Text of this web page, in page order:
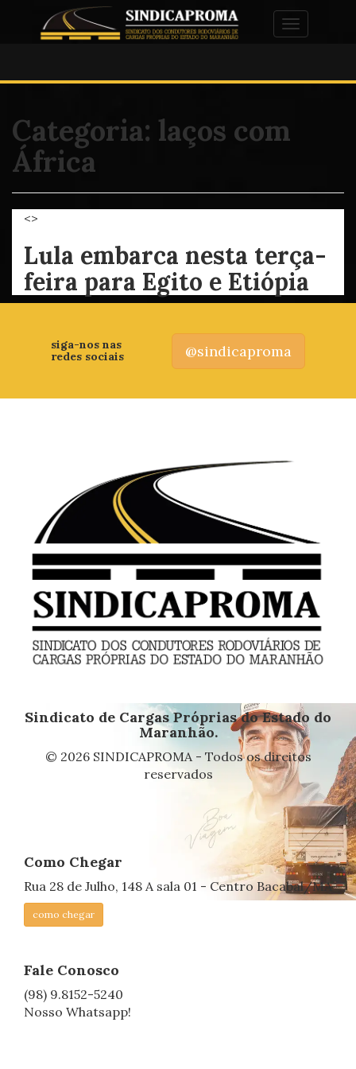
Alternar
Categoria: laços com
África
<>
Lula embarca nesta terça-
feira para Egito e Etiópia
siga-nos nas
redes sociais
@sindicaproma
Sindicato de Cargas Próprias do Estado do
Maranhão.
© 2026 SINDICAPROMA - Todos os direitos
reservados
Como Chegar
Rua 28 de Julho, 148 A sala 01 - Centro Bacabal/MA
como chegar
Fale Conosco
(98) 9.8152-5240
Nosso Whatsapp!